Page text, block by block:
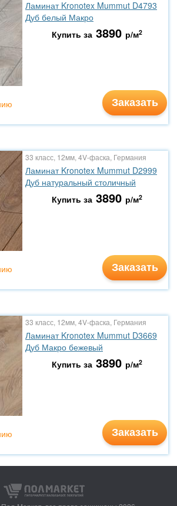
Ламинат Kronotex Mummut D4793
Дуб белый Макро
Купить за 3890 р/м2
Заказать
33 класс, 12мм, 4V-фаска, Германия
Ламинат Kronotex Mummut D2999
Дуб натуральный столичный
Купить за 3890 р/м2
Заказать
33 класс, 12мм, 4V-фаска, Германия
Ламинат Kronotex Mummut D3669
Дуб Макро бежевый
Купить за 3890 р/м2
Заказать